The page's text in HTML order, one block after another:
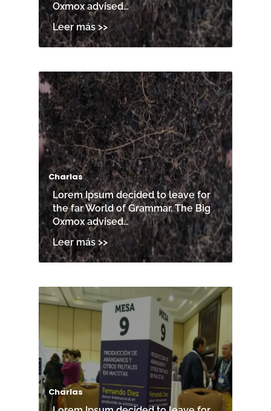
Oxmox advised…
Charlas
Lorem Ipsum decided to leave for
the far World of Grammar. The Big
Oxmox advised…
Charlas